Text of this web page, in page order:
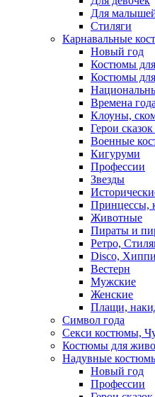
Для
Стиляги
Карнавальные
Новый год
Костюмы
Костюмы
Времена года
Клоуны,
Герои
Военные
Кигуруми
Профессии
Звезды
Принцессы,
Животные
Пираты и
Ретро,
Disco, Хиппи
Вестерн
Мужские
Женские
Плащи,
Символ года
Секси костюмы,
Костюмы для
Надувные
Новый год
Профессии